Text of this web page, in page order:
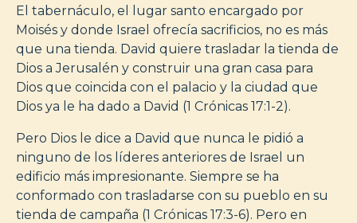
El tabernáculo, el lugar santo encargado por
Moisés y donde Israel ofrecía sacrificios, no es más
que una tienda. David quiere trasladar la tienda de
Dios a Jerusalén y construir una gran casa para
Dios que coincida con el palacio y la ciudad que
Dios ya le ha dado a David (1 Crónicas 17:1-2).
Pero Dios le dice a David que nunca le pidió a
ninguno de los líderes anteriores de Israel un
edificio más impresionante. Siempre se ha
conformado con trasladarse con su pueblo en su
tienda de campaña (1 Crónicas 17:3-6). Pero en